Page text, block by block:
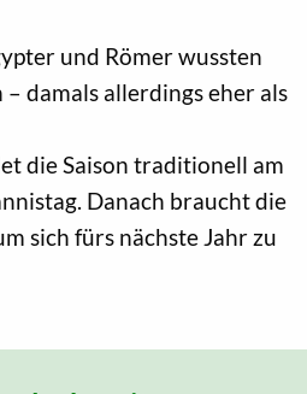
und Römer wussten
– damals allerdings eher als
die Saison traditionell am
Danach braucht die
sich fürs nächste Jahr zu